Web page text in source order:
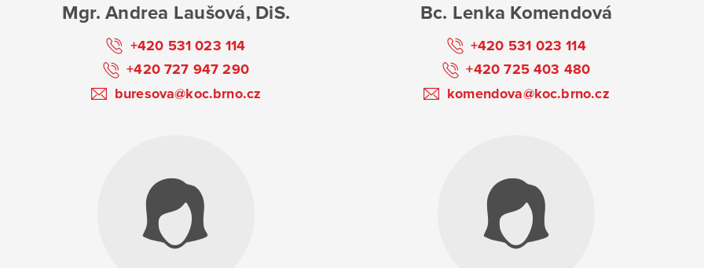
Mgr. Andrea Laušová, DiS.
+420 531 023 114
+420 727 947 290
buresova@koc.brno.cz
Bc. Lenka Komendová
+420 531 023 114
+420 725 403 480
komendova@koc.brno.cz